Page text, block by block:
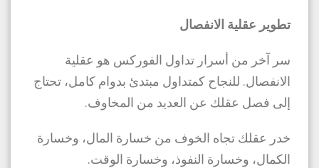
تطوير عقلية الانفصال
سر آخر من أسرار تداول الفوركس هو عقلية
الانفصال. للنجاح كمتداول مبتدئ بدوام كامل، تحتاج
إلى فصل عقلك عن العديد من المخاوف.
خدر عقلك تجاه الخوف من خسارة المال، وخسارة
الكمال، وخسارة النفوذ، وخسارة الوقت.